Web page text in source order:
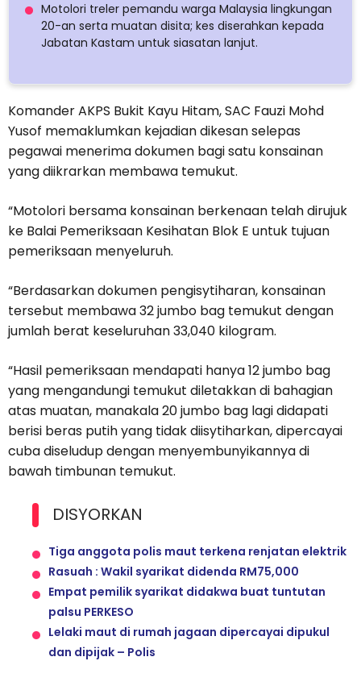
Motolori treler pemandu warga Malaysia lingkungan
20-an serta muatan disita; kes diserahkan kepada
Jabatan Kastam untuk siasatan lanjut.
Komander AKPS Bukit Kayu Hitam, SAC Fauzi Mohd
Yusof memaklumkan kejadian dikesan selepas
pegawai menerima dokumen bagi satu konsainan
yang diikrarkan membawa temukut.
“Motolori bersama konsainan berkenaan telah dirujuk
ke Balai Pemeriksaan Kesihatan Blok E untuk tujuan
pemeriksaan menyeluruh.
“Berdasarkan dokumen pengisytiharan, konsainan
tersebut membawa 32 jumbo bag temukut dengan
jumlah berat keseluruhan 33,040 kilogram.
“Hasil pemeriksaan mendapati hanya 12 jumbo bag
yang mengandungi temukut diletakkan di bahagian
atas muatan, manakala 20 jumbo bag lagi didapati
berisi beras putih yang tidak diisytiharkan, dipercayai
cuba diseludup dengan menyembunyikannya di
bawah timbunan temukut.
DISYORKAN
Tiga anggota polis maut terkena renjatan elektrik
Rasuah : Wakil syarikat didenda RM75,000
Empat pemilik syarikat didakwa buat tuntutan
palsu PERKESO
Lelaki maut di rumah jagaan dipercayai dipukul
dan dipijak – Polis